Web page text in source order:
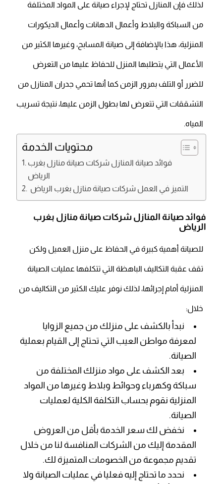
لذلك فإن المنازل تحتاج لإجراء صيانة على المواد المختلفة
من السباكة والبلاط وأعمال الدهانات وأعمال الديكورات
المنزلية، هذا بالإضافة إلى صيانة المسابح، وغيرها الكثير من
الأعمال التي يتطلبها المنزل للحفاظ عليها من التعرض
للضرر أو التلف بمرور الزمن كما أنها تحمي جدران المنازل من
التشققات التي تتعرض لها بطول الزمن عليها، نتيجة تسريب
المياه.
محتويات الخدمة
فوائد صيانة المنازل شركات صيانة منازل بغرب
الرياض
التميز في العمل شركات صيانة منازل بغرب الرياض
فوائد صيانة المنازل شركات صيانة منازل بغرب
الرياض
للصيانة أهمية كبيرة في الحفاظ على منزل العميل ولكن
تقف عقبة التكاليف الباهظة التي تتكلفها عمليات الصيانة
المنزلية أمام إجرائها، لذلك نوفر عليك الكثير من التكاليف من
خلال:
نبدأ بالكشف على منزلك من جميع الزوايا
لمعرفة مواطن العيب التي تحتاج إلى القيام بعملية
الصيانة.
بعد الكشف على مواد منزلك المختلفة من
سباكة وكهرباء وحوائط وبلاط وغيرها من المواد
المنزلية نقوم بحساب التكلفة الكلية لعمليات
الصيانة.
نخفض لك سعر الخدمة بأقل من العروض
المقدمة إليك من الشركات المنافسة لنا من خلال
تقديم مجموعة من الخصومات المتميزة لك.
نحدد ما تحتاج إليه فعليا في عمليات الصيانة ولا